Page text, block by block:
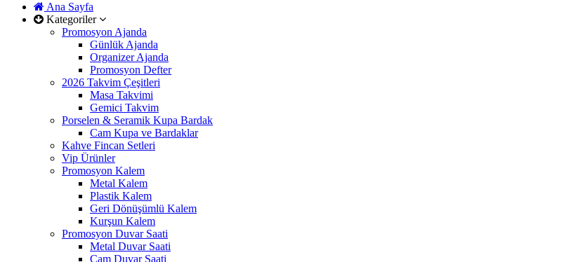
Ana Sayfa
Kategoriler
Promosyon Ajanda
Günlük Ajanda
Organizer Ajanda
Promosyon Defter
2026 Takvim Çeşitleri
Masa Takvimi
Gemici Takvim
Porselen & Seramik Kupa Bardak
Cam Kupa ve Bardaklar
Kahve Fincan Setleri
Vip Ürünler
Promosyon Kalem
Metal Kalem
Plastik Kalem
Geri Dönüşümlü Kalem
Kurşun Kalem
Promosyon Duvar Saati
Metal Duvar Saati
Cam Duvar Saati